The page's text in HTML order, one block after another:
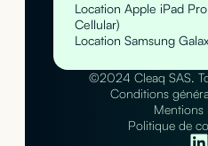
Location Apple iPad
Cellular)
Location Samsung
©2024 Cleaq SAS.
Conditions
Mentions
Politique de